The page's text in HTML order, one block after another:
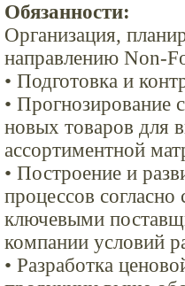
Обязанности:
Организация,
направлению Non-
• Подготовка и
• Прогнозирование
новых товаров для
ассортиментной
• Построение и
процессов согласно
ключевыми
компании условий
• Разработка